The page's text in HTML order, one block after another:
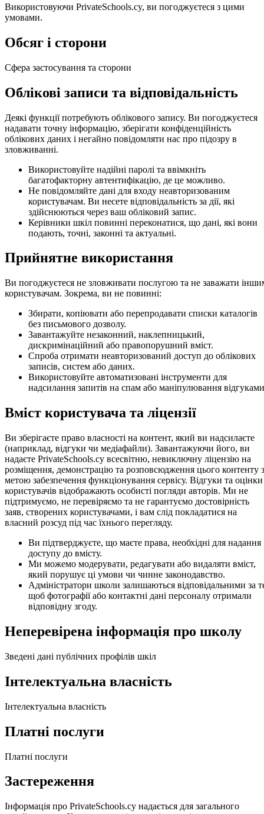
Використовуючи PrivateSchools.cy, ви погоджуєтеся з цими
умовами.
Обсяг і сторони
Сфера застосування та сторони
Облікові записи та відповідальність
Деякі функції потребують облікового запису. Ви погоджуєтеся
надавати точну інформацію, зберігати конфіденційність
облікових даних і негайно повідомляти нас про підозру в
зловживанні.
Використовуйте надійні паролі та ввімкніть
багатофакторну автентифікацію, де це можливо.
Не повідомляйте дані для входу неавторизованим
користувачам. Ви несете відповідальність за дії, які
здійснюються через ваш обліковий запис.
Керівники шкіл повинні переконатися, що дані, які вони
подають, точні, законні та актуальні.
Прийнятне використання
Ви погоджуєтеся не зловживати послугою та не заважати
користувачам. Зокрема, ви не повинні:
Збирати, копіювати або перепродавати списки каталогів
без письмового дозволу.
Завантажуйте незаконний, наклепницький,
дискримінаційний або правопорушний вміст.
Спроба отримати неавторизований доступ до облікових
записів, систем або даних.
Використовуйте автоматизовані інструменти для
надсилання запитів на спам або маніпулювання
Вміст користувача та ліцензії
Ви зберігаєте право власності на контент, який ви надсилаєте
(наприклад, відгуки чи медіафайли). Завантажуючи його, ви
надаєте PrivateSchools.cy всесвітню, невиключну ліцензію на
розміщення, демонстрацію та розповсюдження цього контенту з
метою забезпечення функціонування сервісу. Відгуки та оцінки
користувачів відображають особисті погляди авторів. Ми не
підтримуємо, не перевіряємо та не гарантуємо достовірність
заяв, створених користувачами, і вам слід покладатися на
власний розсуд під час їхнього перегляду.
Ви підтверджуєте, що маєте права, необхідні для надання
доступу до вмісту.
Ми можемо модерувати, редагувати або видаляти вміст,
який порушує ці умови чи чинне законодавство.
Адміністратори школи залишаються відповідальними за
щоб фотографії або контактні дані персоналу отримали
відповідну згоду.
Неперевірена інформація про школу
Зведені дані публічних профілів шкіл
Інтелектуальна власність
Інтелектуальна власність
Платні послуги
Платні послуги
Застереження
Інформація про PrivateSchools.cy надається для загального